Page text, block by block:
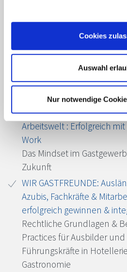
Cookies
Auswahl
Nur notwendige
Passende Seminare für Sie
FachBrief Führung
Entwickeln Sie Ihre
Führungskompetenzen
steigern Sie Ihre
Effizienz
Moderne Führung in der
Arbeitswelt : Erfolgreich
Work
Das Mindset im
Zukunft
WIR GASTFREUNDE:
Azubis, Fachkräfte &
erfolgreich gewinnen &
Rechtliche Grundlagen &
Practices für Ausbilder und
Führungskräfte in
Gastronomie